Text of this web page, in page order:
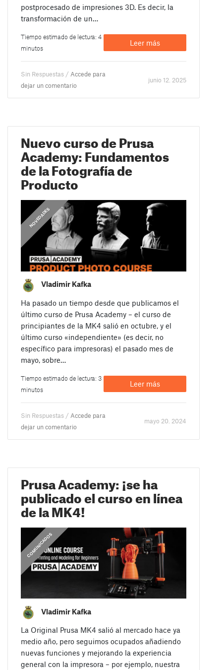
postprocesado de impresiones 3D. Es decir, la
transformación de un…
Tiempo estimado de lectura: 4
minutos
Leer más
Sin Respuestas / Accede para
dejar un comentario
junio 12. 2025
Nuevo curso de Prusa
Academy: Fundamentos
de la Fotografía de
Producto
COMUNICADOS
COMUNICADOS
NOVEDADES
NOVEDADES
Vladimir Kafka
Ha pasado un tiempo desde que publicamos el
último curso de Prusa Academy – el curso de
principiantes de la MK4 salió en octubre, y el
último curso «independiente» (es decir, no
específico para impresoras) el pasado mes de
mayo, sobre…
Tiempo estimado de lectura: 3
minutos
Leer más
Sin Respuestas / Accede para
dejar un comentario
mayo 20. 2024
Prusa Academy: ¡se ha
publicado el curso en línea
de la MK4!
COMUNICADOS
Vladimir Kafka
La Original Prusa MK4 salió al mercado hace ya
medio año, pero seguimos ocupados añadiendo
nuevas funciones y mejorando la experiencia
general con la impresora – por ejemplo, nuestra